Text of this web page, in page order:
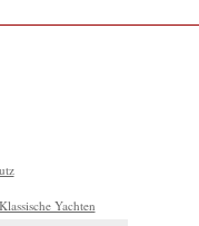
Yachten